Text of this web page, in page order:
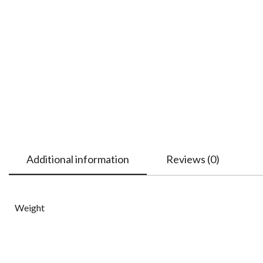
Additional information Reviews (0)
Weight